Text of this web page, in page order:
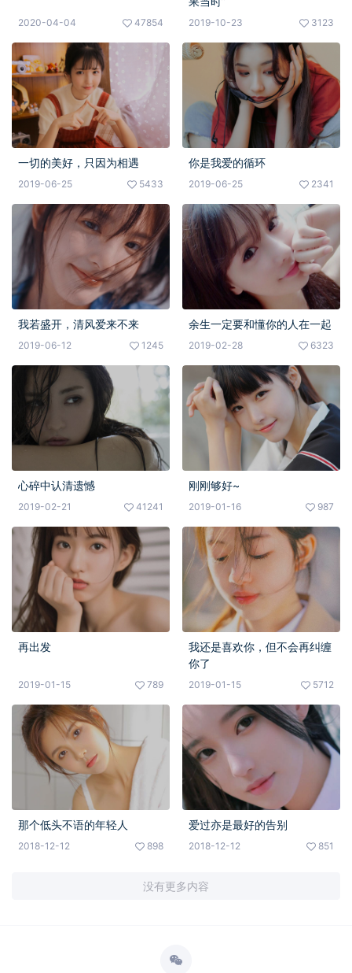
2020-04-04 47854 2019-10-23 3123
一切的美好，只因为相遇
2019-06-25 5433
你是我爱的循环
2019-06-25 2341
我若盛开，清风爱来不来
2019-06-12 1245
余生一定要和懂你的人在一起
2019-02-28 6323
心碎中认清遗憾
2019-02-21 41241
刚刚够好~
2019-01-16 987
再出发
2019-01-15 789
我还是喜欢你，但不会再纠缠
你了
2019-01-15 5712
那个低头不语的年轻人
2018-12-12 898
爱过亦是最好的告别
2018-12-12 851
没有更多内容